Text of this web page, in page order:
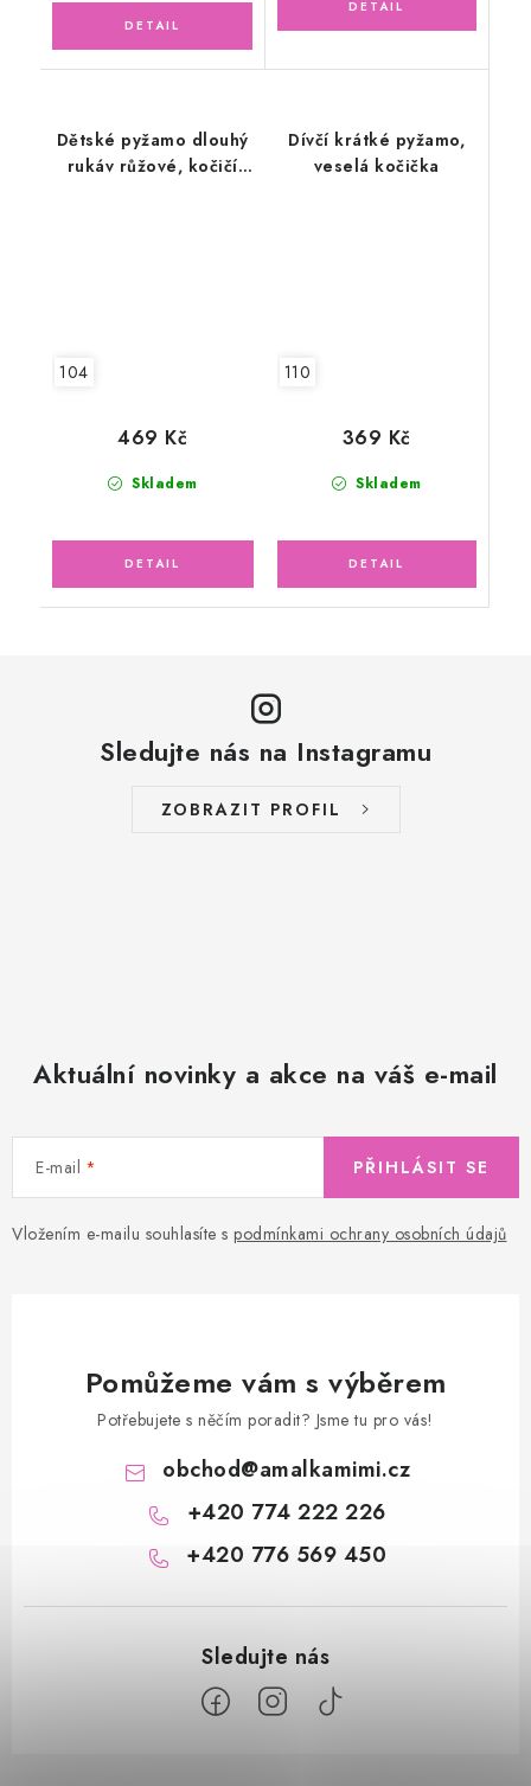
Dětské pyžamo dlouhý
rukáv růžové, kočičí
104
Skladem
469 Kč
Dívčí krátké pyžamo,
veselá kočička
110
Skladem
369 Kč
Sledujte nás na Instagramu
ZOBRAZIT PROFIL
Aktuální novinky a akce na váš e-mail
E-mail
Vložením e-mailu souhlasíte s podmínkami ochrany osobních údajů
PŘIHLÁSIT SE
Pomůžeme vám s výběrem
Potřebujete s něčím poradit? Jsme tu pro vás!
obchod@amalkamimi.cz
+420 774 222 226
+420 776 569 450